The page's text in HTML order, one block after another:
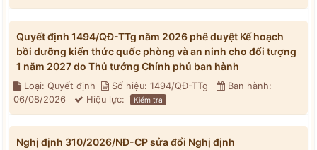
Quyết định 1494/QĐ-TTg năm 2026 phê duyệt Kế hoạch
bồi dưỡng kiến thức quốc phòng và an ninh cho đối tượng
1 năm 2027 do Thủ tướng Chính phủ ban hành
Loại: Quyết định Số hiệu: 1494/QĐ-TTg
Ban hành:
06/08/2026
Hiệu lực: Kiểm tra
Nghị định 310/2026/NĐ-CP sửa đổi Nghị định